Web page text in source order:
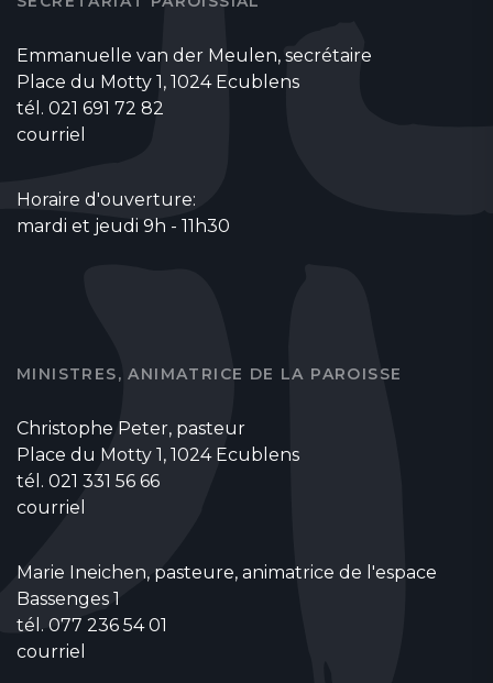
Emmanuelle van der Meulen, secrétaire
Place du Motty 1, 1024 Ecublens
tél. 021 691 72 82
courriel
Horaire d'ouverture:
mardi et jeudi 9h - 11h30
MINISTRES, ANIMATRICE DE LA PAROISSE
Christophe Peter, pasteur
Place du Motty 1, 1024 Ecublens
tél. 021 331 56 66
courriel
Marie Ineichen, pasteure, animatrice de l'espace
Bassenges 1
tél. 077 236 54 01
courriel